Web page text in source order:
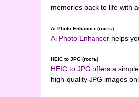
memories back to life with
Ai Photo Enhancer (гость)
Ai Photo Enhancer helps
HEIC to JPG (гость)
HEIC to JPG offers a
high-quality JPG images